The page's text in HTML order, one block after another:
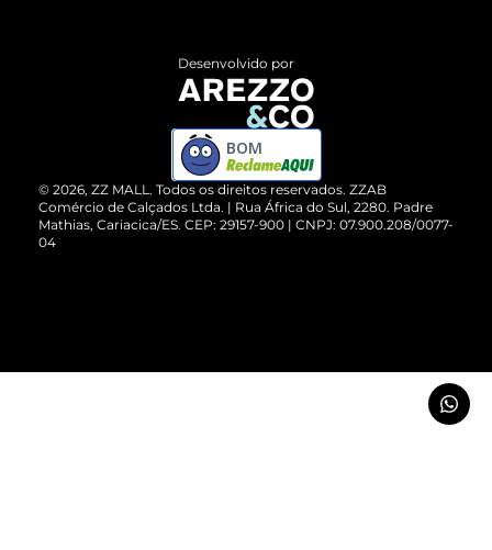
ZZ MALL é confiável
Cartão Presente
Vendas Corporativas
Devolução do Produto
Compre pelo WhatsApp
© 2026, ZZ MALL. Todos os direitos reservados. ZZAB
Comércio de Calçados Ltda. | Rua África do Sul, 2280. Padre
Mathias, Cariacica/ES. CEP: 29157-900 | CNPJ: 07.900.208/0077-
04
Desenvolvido por
BOM